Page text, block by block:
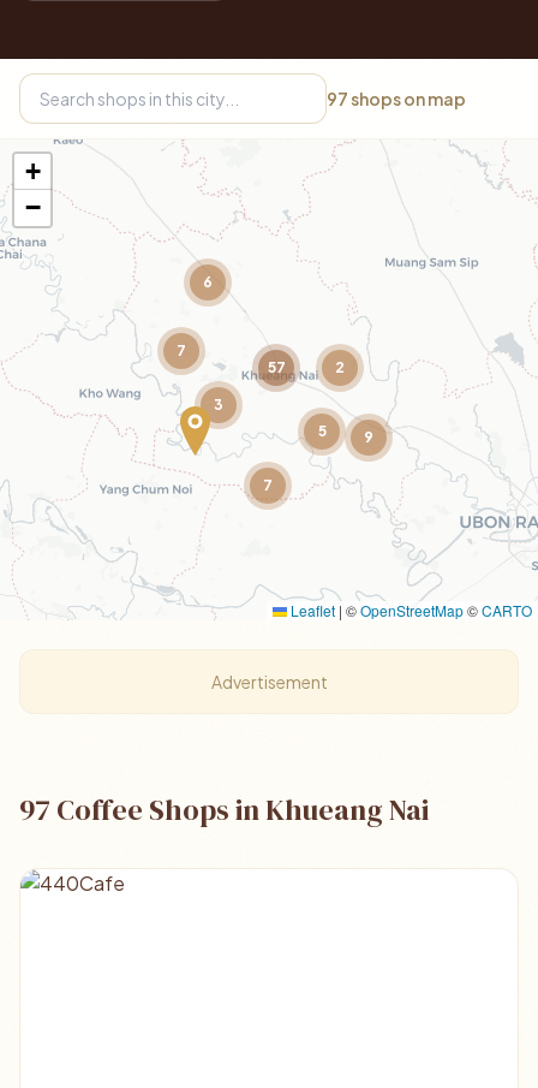
97 shops on map
6
7
9
7
3
2
5
57
+
−
Leaflet | ©OpenStreetMap©CARTO
Advertisement
97 Coffee Shops in Khueang Nai